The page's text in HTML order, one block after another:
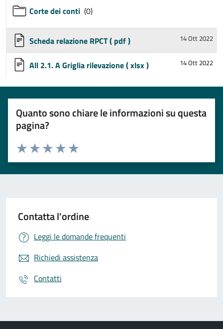
Corte dei conti (0)
Scheda relazione RPCT( pdf ) 14 Ott 2022
All 2.1. A Griglia rilevazione( xlsx ) 14 Ott 2022
Quanto sono chiare le informazioni su questa
pagina?
Valuta 5 stelle su 5
Valuta 4 stelle su 5
Valuta 3 stelle su 5
Valuta 2 stelle su 5
Valuta 1 stelle su 5
Contatta l'ordine
Leggi le domande frequenti
Richiedi assistenza
Contatti